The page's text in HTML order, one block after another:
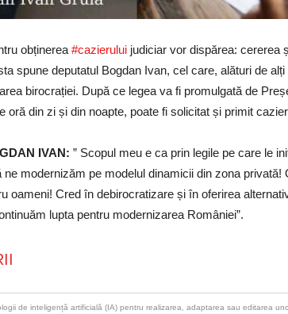
obținerea #cazierului judiciar vor dispărea: cererea
spune deputatul Bogdan Ivan, cel care, alături de
birocrației. După ce legea va fi promulgată de
oră din zi și din noapte, poate fi solicitat și primit
IVAN: ” Scopul meu e ca prin legile pe care le
ne modernizăm pe modelul dinamicii din zona privată!
oameni! Cred în debirocratizare și în oferirea
lupta pentru modernizarea României”.
de inteligență artificială (IA) pentru realizarea, adaptarea sau editarea